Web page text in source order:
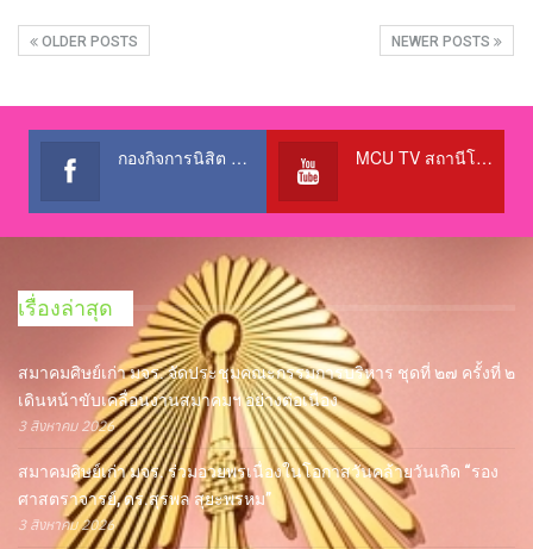
OLDER POSTS NEWER POSTS
กองกิจการนิสิต สำนักงานอธิการบดี MCU TV สถานีโทรทัศน์เพื่อการศึกษา @OfficialTBCChannel
เรื่องล่าสุด
สมาคมศิษย์เก่า มจร. จัดประชุมคณะกรรมการบริหาร ชุดที่ ๒๗ ครั้งที่ ๒
เดินหน้าขับเคลื่อนงานสมาคมฯ อย่างต่อเนื่อง
3 สิงหาคม 2026
สมาคมศิษย์เก่า มจร. ร่วมอวยพรเนื่องในโอกาสวันคล้ายวันเกิด “รอง
ศาสตราจารย์, ดร.สุรพล สุยะพรหม”
3 สิงหาคม 2026